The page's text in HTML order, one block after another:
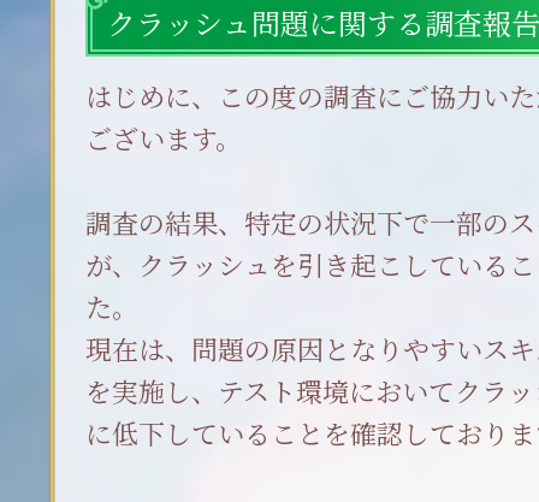
クラッシュ問題に関する調査報
はじめに、この度の調査にご協力い
ございます。
調査の結果、特定の状況下で一部の
が、クラッシュを引き起こしている
た。
現在は、問題の原因となりやすいス
を実施し、テスト環境においてクラ
に低下していることを確認しており